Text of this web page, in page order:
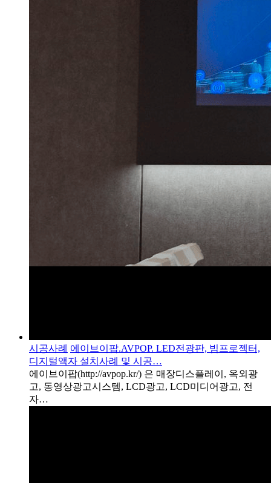
시공사례 에이브이팝.AVPOP. LED전광판, 빔프로젝터,
디지털액자 설치사례 및 시공…
에이브이팝(http://avpop.kr/) 은 매장디스플레이, 옥외광
고, 동영상광고시스템, LCD광고, LCD미디어광고, 전
자…